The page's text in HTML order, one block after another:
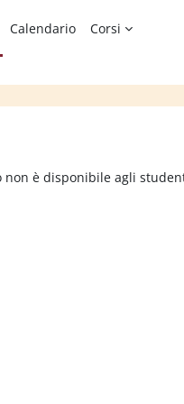
Calendario Corsi
non è disponibile agli